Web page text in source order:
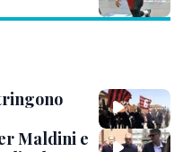
Maldini e